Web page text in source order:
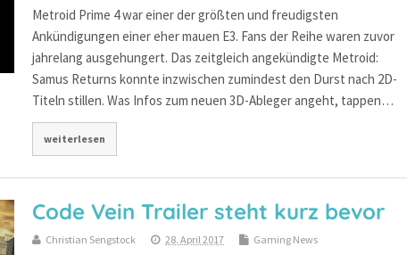
Metroid Prime 4 war einer der größten und freudigsten
Ankündigungen einer eher mauen E3. Fans der Reihe waren zuvor
jahrelang ausgehungert. Das zeitgleich angekündigte Metroid:
Samus Returns konnte inzwischen zumindest den Durst nach 2D-
Titeln stillen. Was Infos zum neuen 3D-Ableger angeht, tappen…
weiterlesen
Code Vein Trailer steht kurz bevor
Christian Sengstock 28. April 2017 Gaming News